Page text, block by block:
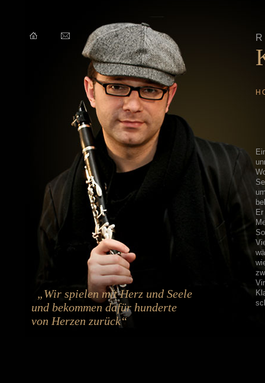
„Wir spielen mit Herz und Seele
und bekommen dafür hunderte
von Herzen zurück“